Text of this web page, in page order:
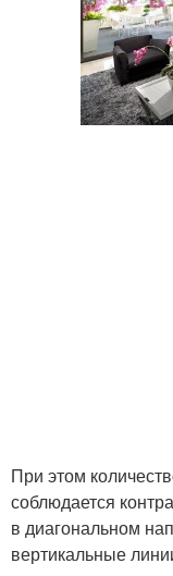
При этом
соблюдается
в диагональном
вертикальные